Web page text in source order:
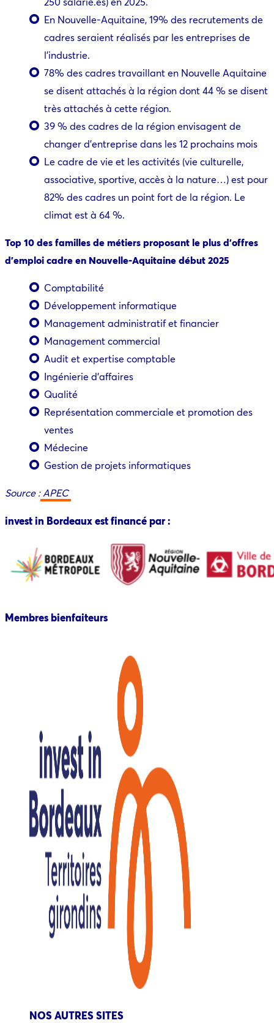
En Nouvelle-Aquitaine, 19% des recrutements de
cadres seraient réalisés par les entreprises de
l’industrie.
78% des cadres travaillant en Nouvelle Aquitaine
se disent attachés à la région dont 44 % se disent
très attachés à cette région.
39 % des cadres de la région envisagent de
changer d’entreprise dans les 12 prochains mois
Le cadre de vie et les activités (vie culturelle,
associative, sportive, accès à la nature…) est pour
82% des cadres un point fort de la région. Le
climat est à 64 %.
Top 10 des familles de métiers proposant le plus d’offres
d’emploi cadre en Nouvelle-Aquitaine début 2025
Comptabilité
Développement informatique
Management administratif et financier
Management commercial
Audit et expertise comptable
Ingénierie d’affaires
Qualité
Représentation commerciale et promotion des
ventes
Médecine
Gestion de projets informatiques
Source : APEC
invest in Bordeaux est financé par :
Membres bienfaiteurs
NOS AUTRES SITES